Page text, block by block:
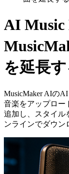
AI Music
を延長
MusicMaker AIの
音楽をアップロー
追加し、スタイル
ンラインでダウン